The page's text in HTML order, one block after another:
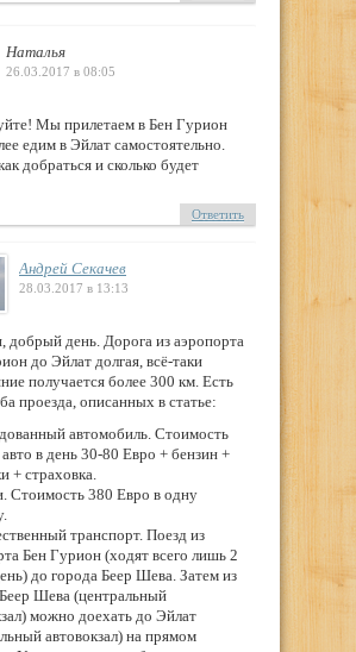
Наталья
26.03.2017 в 08:05
Мы прилетаем в Бен Гурион
едим в Эйлат самостоятельно.
добраться и сколько будет
Ответить
Андрей Секачев
28.03.2017 в 13:13
добрый день. Дорога из аэропорта
до Эйлат долгая, всё-таки
получается более 300 км. Есть
проезда, описанных в статье:
автомобиль. Стоимость
в день 30-80 Евро + бензин +
+ страховка.
Стоимость 380 Евро в одну
транспорт. Поезд из
Бен Гурион (ходят всего лишь 2
до города Беер Шева. Затем из
Шева (центральный
можно доехать до Эйлат
автовокзал) на прямом